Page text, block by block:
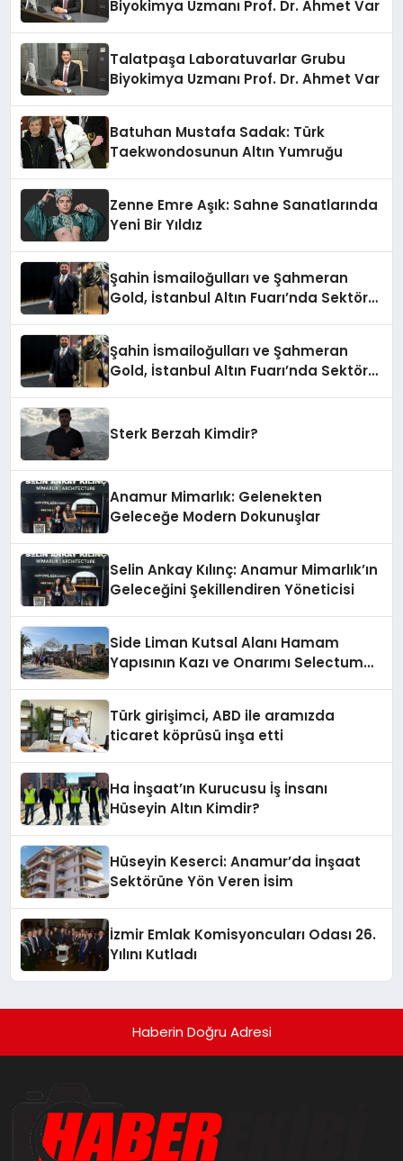
Biyokimya Uzmanı Prof. Dr. Ahmet Var
Talatpaşa Laboratuvarlar Grubu
Biyokimya Uzmanı Prof. Dr. Ahmet Var
Batuhan Mustafa Sadak: Türk
Taekwondosunun Altın Yumruğu
Zenne Emre Aşık: Sahne Sanatlarında
Yeni Bir Yıldız
Şahin İsmailoğulları ve Şahmeran
Gold, İstanbul Altın Fuarı’nda Sektöre
Şahin İsmailoğulları ve Şahmeran
Gold, İstanbul Altın Fuarı’nda Sektöre
Sterk Berzah Kimdir?
Anamur Mimarlık: Gelenekten
Geleceğe Modern Dokunuşlar
Selin Ankay Kılınç: Anamur Mimarlık’ın
Geleceğini Şekillendiren Yöneticisi
Side Liman Kutsal Alanı Hamam
Yapısının Kazı ve Onarımı Selectum
Türk girişimci, ABD ile aramızda
ticaret köprüsü inşa etti
Ha İnşaat’ın Kurucusu İş İnsanı
Hüseyin Altın Kimdir?
Hüseyin Keserci: Anamur’da İnşaat
Sektörüne Yön Veren İsim
İzmir Emlak Komisyoncuları Odası 26.
Yılını Kutladı
Haberin Doğru Adresi